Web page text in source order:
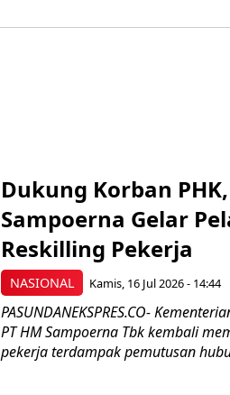
NASIONAL
Dukung Korban
Sampoerna Gelar
Reskilling Pekerja
Kamis, 16 Jul 2026 - 14:44
PASUNDANEKSPRES.CO-
PT HM Sampoerna Tbk kembali
pekerja terdampak pemutusan